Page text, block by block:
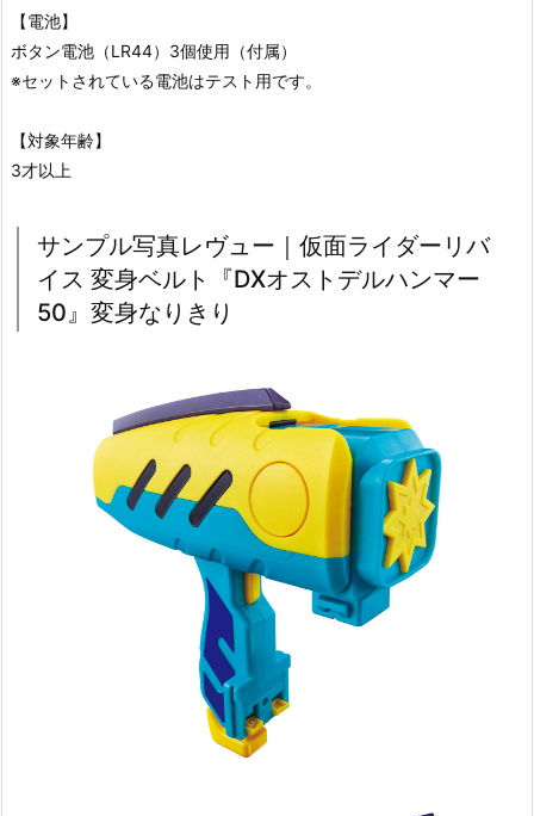
【電池】
ボタン電池（LR44）3個使用（付属）
※セットされている電池はテスト用です。
【対象年齢】
3才以上
サンプル写真レヴュー｜仮面ライダーリバ
イス 変身ベルト『DXオストデルハンマー
50』変身なりきり